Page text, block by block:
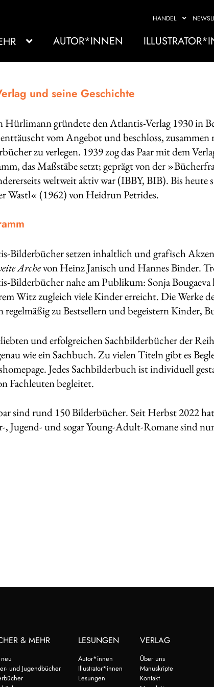
HANDEL
AUTOR*INNEN
und seine Geschichte
gründete den Atlantis-Verlag 1930 in
vom Angebot und beschloss,
zu verlegen. 1939 zog das Paar mit dem
das Maßstäbe setzt; geprägt von der
weltweit aktiv war (IBBY, BIB). Bis
Wastl« (1962) von Heidrun Petrides.
Bilderbücher setzen inhaltlich und ­grafisch
Archevon Heinz Janisch und Hannes Binder.
­Bilder­bücher nahe am Publikum: Sonja
Witz zugleich viele Kinder erreicht. Die Werke
regelmäßig zu Bestsellern und begeistern Kinder,
und erfolgreichen Sachbilderbücher der
wie ein Sachbuch. Zu vielen Titeln gibt es
Jedes Sachbilderbuch ist individuell
Fachleuten begleitet.
sind rund 150 Bilderbücher. Seit Herbst 2022
, Jugend- und sogar Young-Adult-Romane sind
& MEHR
neu
und Jugendbücher
LESUNGEN
Autor*innen
Illustrator*innen
Lesungen
VERLAG
Über uns
Manuskripte
Kontakt